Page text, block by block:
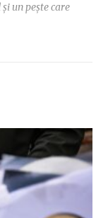
un pește care